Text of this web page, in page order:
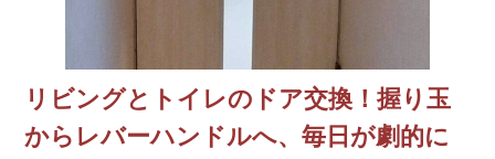
リビングとトイレのドア交換！握り玉
からレバーハンドルへ、毎日が劇的に